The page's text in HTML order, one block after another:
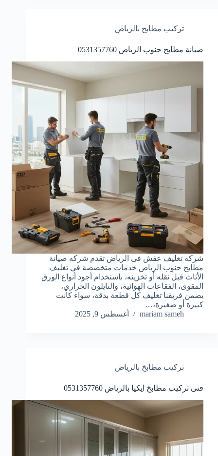
تركيب مطابخ بالرياض
صيانة مطابخ جنوب الرياض 0531357760
شركه تغليف عفش فى الرياض تقدم شركه صيانة
مطابخ جنوب الرياض خدمات متخصصة في تغليف
الأثاث قبل نقله أو تخزينه، باستخدام أجود أنواع الورق
المقوى، الفقاعات الهوائية، والنايلون الحراري،
يضمن فريقنا تغليف كل قطعة بدقة، سواء كانت
كبيرة أو صغيرة،…
mariam sameh
أغسطس 9, 2025
تركيب مطابخ بالرياض
فنى تركيب مطابخ ايكيا بالرياض 0531357760